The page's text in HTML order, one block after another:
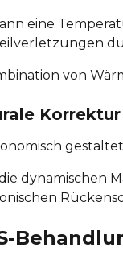
eine
von
dynamischen